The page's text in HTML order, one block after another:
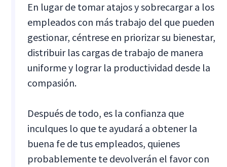
En lugar de tomar atajos y sobrecargar a los
empleados con más trabajo del que pueden
gestionar, céntrese en priorizar su bienestar,
distribuir las cargas de trabajo de manera
uniforme y lograr la productividad desde la
compasión.
Después de todo, es la confianza que
inculques lo que te ayudará a obtener la
buena fe de tus empleados, quienes
probablemente te devolverán el favor con